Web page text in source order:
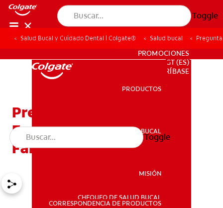
Toggle
SALUD BUCAL
PARA PROFESIONALES
PROMOCIONES
GT (ES)
SUSCRÍBASE
PRODUCTOS
SALUD BUCAL
MISIÓN
CHEQUEO DE SALUD BUCAL
CORRESPONDENCIA DE PRODUCTOS
Toggle
Salud Bucal y Cuidado Dental | Colgate® Salud bucal
Preguntas Y Respuestas
Frecuentes Para Las
Familias